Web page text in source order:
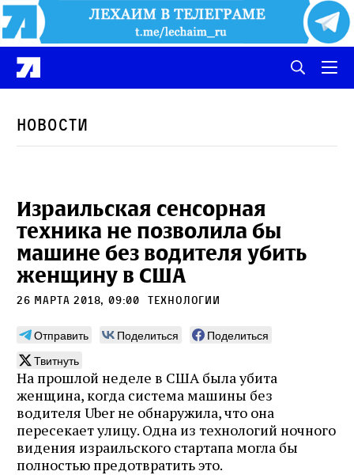
Новости
Израильская сенсорная
техника не позволила бы
машине без водителя убить
женщину в США
26 марта 2018, 09:00 Технологии
Отправить Поделиться
Поделиться
Твитнуть
На прошлой неделе в США была убита
женщина, когда система машины без
водителя Uber не обнаружила, что она
пересекает улицу. Одна из технологий ночного
видения израильского стартапа могла бы
полностью предотвратить это.